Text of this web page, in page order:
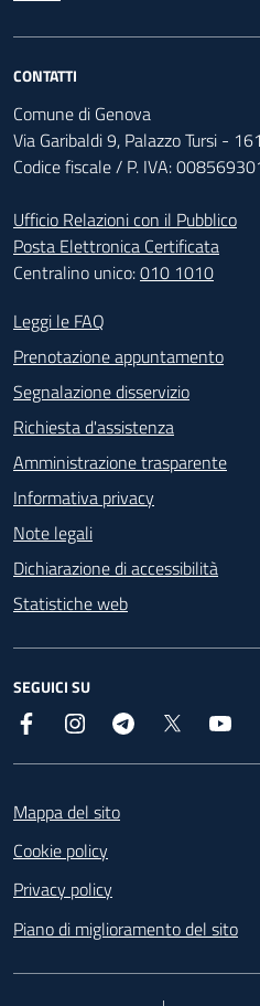
CONTATTI
Comune di Genova
Via Garibaldi 9, Palazzo Tursi -
Codice fiscale / P. IVA:
Ufficio Relazioni con il Pubblico
Posta Elettronica Certificata
Centralino unico:010 1010
Footer - Contatti
Leggi le FAQ
Prenotazione appuntamento
Segnalazione disservizio
Richiesta d'assistenza
Amministrazione trasparente
Informativa privacy
Note legali
Dichiarazione di accessibilità
Statistiche web
SEGUICI SU
Facebook InstagramTelegram
Mappa del sito
Cookie policy
Privacy policy
Piano di miglioramento del sito